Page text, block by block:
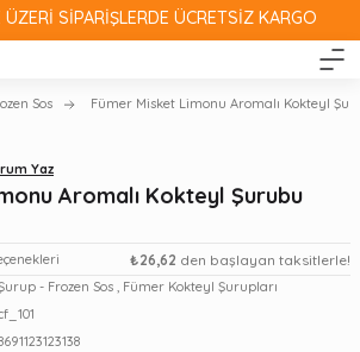
SİPARİŞLERDE ÜCRETSİZ KARGO
Sos Fümer Misket Limonu Aromalı Kokteyl
Yaz
Aromalı Kokteyl Şurubu
₺26,62 den başlayan taksitlerle!
- Frozen Sos , Fümer Kokteyl Şurupları